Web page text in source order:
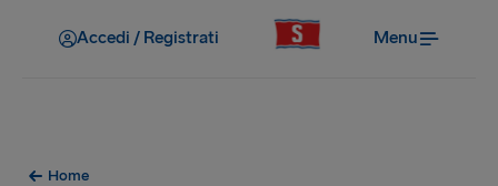
Accedi / Registrati Menu
Home